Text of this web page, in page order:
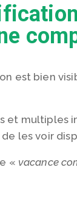
est bien
et multiples
de les voir
« vacance